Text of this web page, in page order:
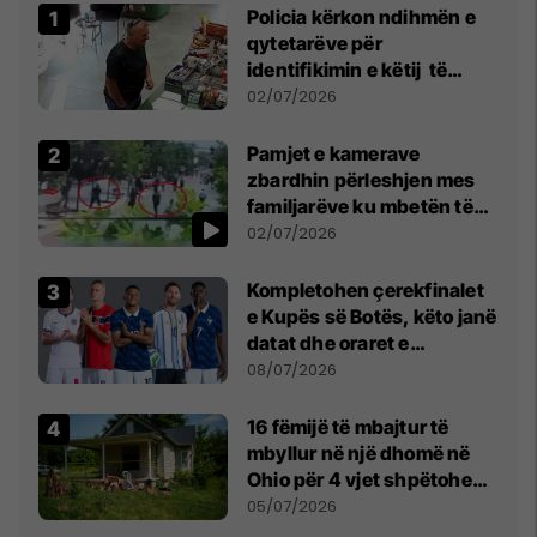
Policia kërkon ndihmën e
qytetarëve për
identifikimin e këtij të
dyshuari
02/07/2026
Pamjet e kamerave
zbardhin përleshjen mes
familjarëve ku mbetën të
plagosur katër persona
02/07/2026
Kompletohen çerekfinalet
e Kupës së Botës, këto janë
datat dhe oraret e
ndeshjeve
08/07/2026
16 fëmijë të mbajtur të
mbyllur në një dhomë në
Ohio për 4 vjet shpëtohen -
tani ata i pret një sfidë e
05/07/2026